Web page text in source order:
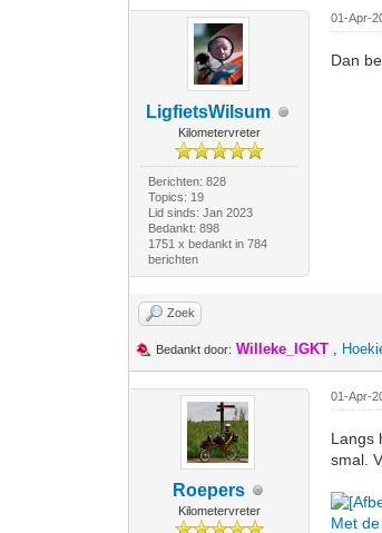
LigfietsWilsum
Kilometervreter
Berichten: 828
Topics: 19
Lid sinds: Jan 2023
Bedankt: 898
1751 x bedankt in 784
berichten
01-Apr-
Dan
Zoek
Bedankt door: Willeke_IGKT ,
Roepers
Kilometervreter
01-Apr-
Langs
smal.
Met